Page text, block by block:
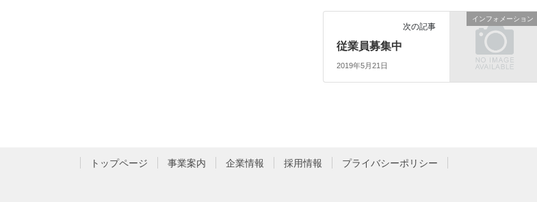
インフォメーション
次の記事
従業員募集中
2019年5月21日
トップページ 事業案内 企業情報 採用情報 プライバシーポリシー